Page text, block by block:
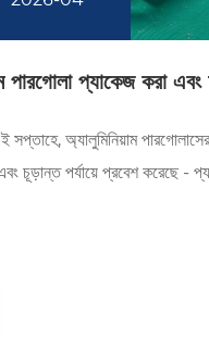
পারগোলা প্যাকেজ করা এবং
সপ্তাহে, অ্যালুমিনিয়াম
চূড়ান্ত পর্যায়ে প্রবেশ করেছে -